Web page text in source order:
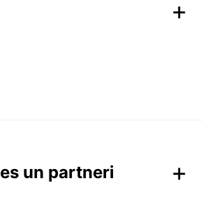
un partneri